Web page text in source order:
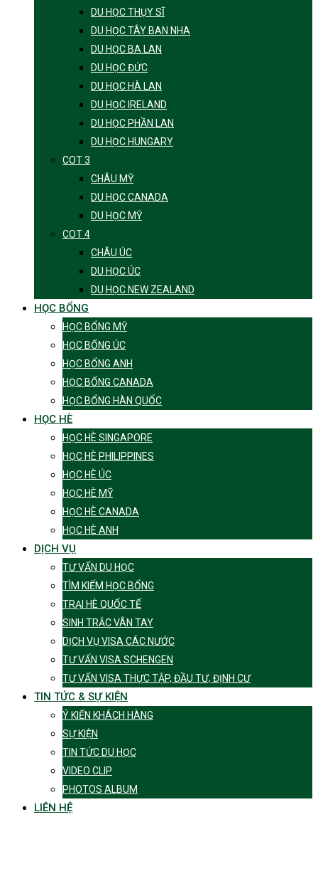
DU HỌC THỤY SĨ
DU HỌC TÂY BAN NHA
DU HỌC BA LAN
DU HỌC ĐỨC
DU HỌC HÀ LAN
DU HỌC IRELAND
DU HỌC PHẦN LAN
DU HỌC HUNGARY
COT 3
CHÂU MỸ
DU HỌC CANADA
DU HỌC MỸ
COT 4
CHÂU ÚC
DU HỌC ÚC
DU HỌC NEW ZEALAND
HỌC BỔNG
HỌC BỔNG MỸ
HỌC BỔNG ÚC
HỌC BỔNG ANH
HỌC BỔNG CANADA
HỌC BỔNG HÀN QUỐC
HỌC HÈ
HỌC HÈ SINGAPORE
HỌC HÈ PHILIPPINES
HỌC HÈ ÚC
HỌC HÈ MỸ
HỌC HÈ CANADA
HỌC HÈ ANH
DỊCH VỤ
TƯ VẤN DU HỌC
TÌM KIẾM HỌC BỔNG
TRẠI HÈ QUỐC TẾ
SINH TRẮC VÂN TAY
DỊCH VỤ VISA CÁC NƯỚC
TƯ VẤN VISA SCHENGEN
TƯ VẤN VISA THỰC TẬP, ĐẦU TƯ, ĐỊNH CƯ
TIN TỨC & SỰ KIỆN
Ý KIẾN KHÁCH HÀNG
SỰ KIỆN
TIN TỨC DU HỌC
VIDEO CLIP
PHOTOS ALBUM
LIÊN HỆ